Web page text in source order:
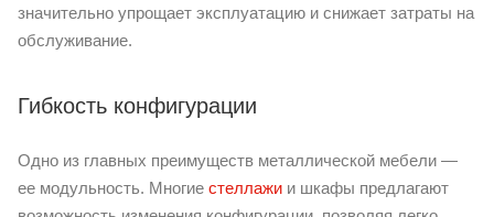
значительно упрощает эксплуатацию и снижает затраты на
обслуживание.
Гибкость конфигурации
Одно из главных преимуществ металлической мебели —
ее модульность. Многие стеллажи и шкафы предлагают